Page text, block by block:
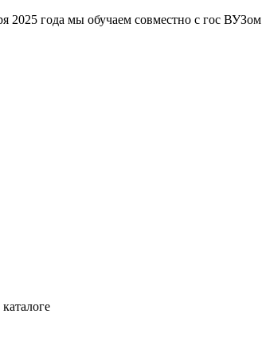
года мы обучаем совместно с гос ВУЗом